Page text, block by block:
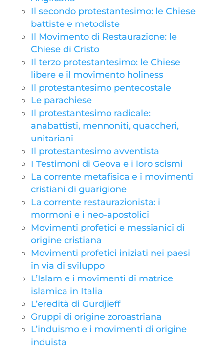
Il secondo protestantesimo: le Chiese
battiste e metodiste
Il Movimento di Restaurazione: le
Chiese di Cristo
Il terzo protestantesimo: le Chiese
libere e il movimento holiness
Il protestantesimo pentecostale
Le parachiese
Il protestantesimo radicale:
anabattisti, mennoniti, quaccheri,
unitariani
Il protestantesimo avventista
I Testimoni di Geova e i loro scismi
La corrente metafisica e i movimenti
cristiani di guarigione
La corrente restaurazionista: i
mormoni e i neo-apostolici
Movimenti profetici e messianici di
origine cristiana
Movimenti profetici iniziati nei paesi
in via di sviluppo
L’Islam e i movimenti di matrice
islamica in Italia
L’eredità di Gurdjieff
Gruppi di origine zoroastriana
L’induismo e i movimenti di origine
induista